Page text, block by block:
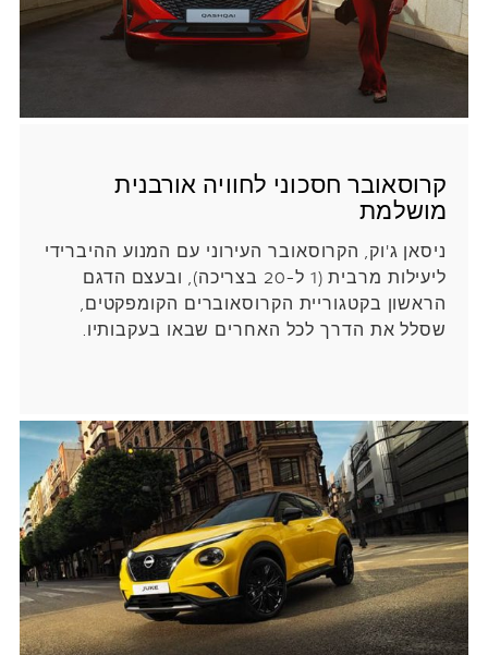
קרוסאובר חסכוני לחוויה אורבנית
מושלמת
ניסאן ג'וק, הקרוסאובר העירוני עם המנוע ההיברידי
ליעילות מרבית (1 ל-20 בצריכה), ובעצם הדגם
הראשון בקטגוריית הקרוסאוברים הקומפקטים,
שסלל את הדרך לכל האחרים שבאו בעקבותיו.